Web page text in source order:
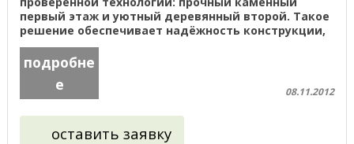
первый этаж и уютный деревянный второй. Такое
решение обеспечивает надёжность конструкции,
долговечность и комфортный микроклимат для ...
подробне
е
08.11.2012
оставить заявку